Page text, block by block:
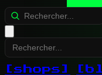
[shops]